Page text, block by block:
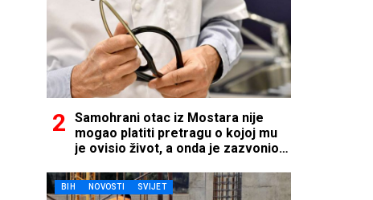
Samohrani otac iz Mostara nije
mogao platiti pretragu o kojoj mu
je ovisio život, a onda je zazvonio
BIH NOVOSTI SVIJET